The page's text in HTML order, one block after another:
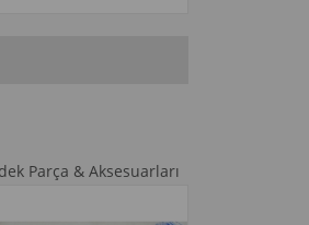
Parça & Aksesuarları